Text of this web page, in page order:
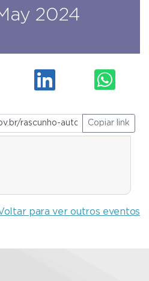
2024
Copiar link
para ver outros eventos